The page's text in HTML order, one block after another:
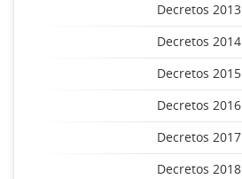
Decretos 2013
Decretos 2014
Decretos 2015
Decretos 2016
Decretos 2017
Decretos 2018